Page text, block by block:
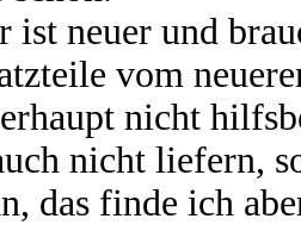
ist neuer und
vom
nicht
nicht liefern,
das finde ich